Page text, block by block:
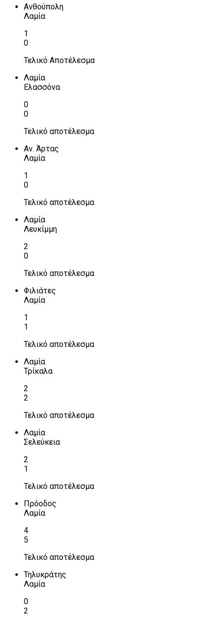
Ανθούπολη
Λαμία
1
0
Τελικό Αποτέλεσμα
Λαμία
Ελασσόνα
0
0
Τελικό αποτέλεσμα
Αν. Άρτας
Λαμία
1
0
Τελικό αποτέλεσμα
Λαμία
Λευκίμμη
2
0
Τελικό αποτέλεσμα
Φιλιάτες
Λαμία
1
1
Τελικό αποτέλεσμα
Λαμία
Τρίκαλα
2
2
Τελικό αποτέλεσμα
Λαμία
Σελεύκεια
2
1
Τελικό αποτέλεσμα
Πρόοδος
Λαμία
4
5
Τελικό αποτέλεσμα
Τηλυκράτης
Λαμία
0
2